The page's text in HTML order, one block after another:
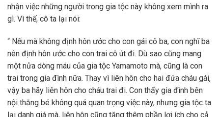
nhận việc những người trong gia tộc này không xem mình ra
gì. Vì thế, cô ta lại nói:
“ Nếu mà không định hôn ước cho con gái cô ba, con nghĩ ba
nên định hôn ước cho con trai cô út đi. Dù sao cũng mang
một nửa dòng máu của gia tộc Yamamoto mà, cũng là con
trai trong gia đình nữa. Thay vì liên hôn cho hai đứa cháu gái,
vậy ba hãy liên hôn cho cháu trai đi. Con thấy gia đình bên
nội thằng bé không quá quan trọng việc này, nhưng gia tộc ta
lại danh giá mà, liên hôn cũng tăng thêm phần lợi ích cho cả